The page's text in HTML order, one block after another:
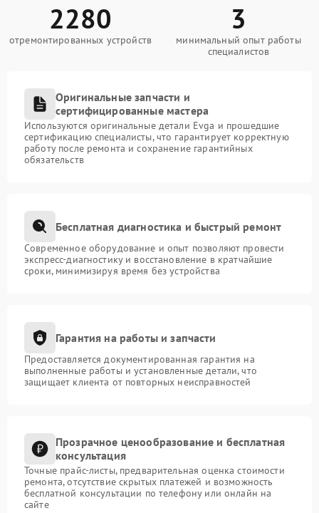
2280
отремонтированных устройств
3
минимальный опыт работы
специалистов
Оригинальные запчасти и
сертифицированные мастера
Используются оригинальные детали Evga и прошедшие
сертификацию специалисты, что гарантирует корректную
работу после ремонта и сохранение гарантийных
обязательств
Бесплатная диагностика и быстрый ремонт
Современное оборудование и опыт позволяют провести
экспресс-диагностику и восстановление в кратчайшие
сроки, минимизируя время без устройства
Гарантия на работы и запчасти
Предоставляется документированная гарантия на
выполненные работы и установленные детали, что
защищает клиента от повторных неисправностей
Прозрачное ценообразование и бесплатная
консультация
Точные прайс-листы, предварительная оценка стоимости
ремонта, отсутствие скрытых платежей и возможность
бесплатной консультации по телефону или онлайн на
сайте